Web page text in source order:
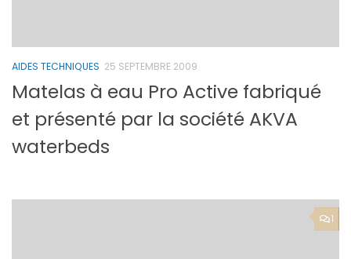
AIDES TECHNIQUES 25 SEPTEMBRE 2009
Matelas à eau Pro Active fabriqué
et présenté par la société AKVA
waterbeds
1